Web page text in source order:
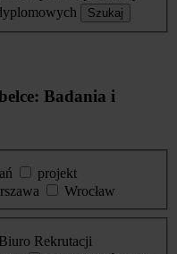
Szukaj
Badania i
projekt
Wrocław
Biuro Rekrutacji